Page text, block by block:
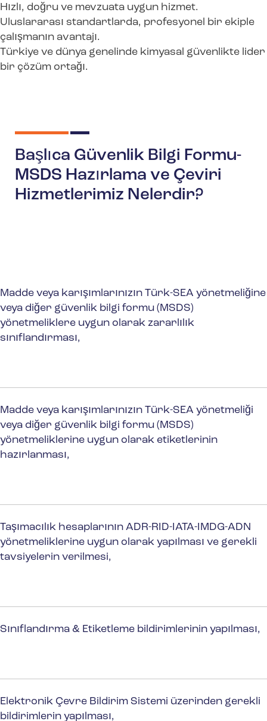
Hızlı, doğru ve mevzuata uygun hizmet.
Uluslararası standartlarda, profesyonel bir ekiple
çalışmanın avantajı.
Türkiye ve dünya genelinde kimyasal güvenlikte lider
bir çözüm ortağı.
Madde veya karışımlarınızın Türk-SEA yönetmeliğine
veya diğer güvenlik bilgi formu (MSDS)
yönetmeliklere uygun olarak zararlılık
sınıflandırması,
Madde veya karışımlarınızın Türk-SEA yönetmeliği
veya diğer güvenlik bilgi formu (MSDS)
yönetmeliklerine uygun olarak etiketlerinin
hazırlanması,
Taşımacılık hesaplarının ADR-RID-IATA-IMDG-ADN
yönetmeliklerine uygun olarak yapılması ve gerekli
tavsiyelerin verilmesi,
Sınıflandırma & Etiketleme bildirimlerinin yapılması,
Elektronik Çevre Bildirim Sistemi üzerinden gerekli
bildirimlerin yapılması,
Başlıca Güvenlik Bilgi Formu-
MSDS Hazırlama ve Çeviri
Hizmetlerimiz Nelerdir?